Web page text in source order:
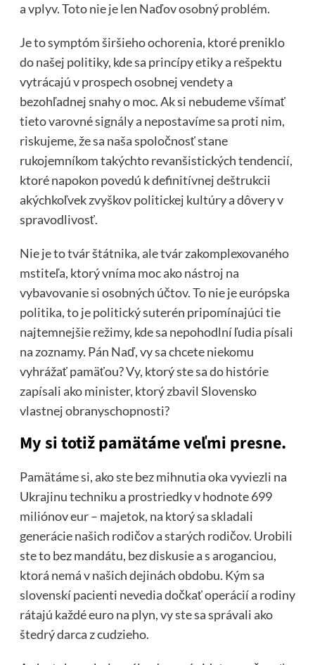
a vplyv. Toto nie je len Naďov osobný problém.
Je to symptóm širšieho ochorenia, ktoré preniklo
do našej politiky, kde sa princípy etiky a rešpektu
vytrácajú v prospech osobnej vendety a
bezohľadnej snahy o moc. Ak si nebudeme všímať
tieto varovné signály a nepostavíme sa proti nim,
riskujeme, že sa naša spoločnosť stane
rukojemníkom takýchto revanšistických tendencií,
ktoré napokon povedú k definitívnej deštrukcii
akýchkoľvek zvyškov politickej kultúry a dôvery v
spravodlivosť.
Nie je to tvár štátnika, ale tvár zakomplexovaného
mstiteľa, ktorý vníma moc ako nástroj na
vybavovanie si osobných účtov. To nie je európska
politika, to je politický suterén pripomínajúci tie
najtemnejšie režimy, kde sa nepohodlní ľudia písali
na zoznamy. Pán Naď, vy sa chcete niekomu
vyhrážať pamäťou? Vy, ktorý ste sa do histórie
zapísali ako minister, ktorý zbavil Slovensko
vlastnej obranyschopnosti?
My si totiž pamätáme veľmi presne.
Pamätáme si, ako ste bez mihnutia oka vyviezli na
Ukrajinu techniku a prostriedky v hodnote 699
miliónov eur – majetok, na ktorý sa skladali
generácie našich rodičov a starých rodičov. Urobili
ste to bez mandátu, bez diskusie a s aroganciou,
ktorá nemá v našich dejinách obdobu. Kým sa
slovenskí pacienti nevedia dočkať operácií a rodiny
rátajú každé euro na plyn, vy ste sa správali ako
štedrý darca z cudzieho.